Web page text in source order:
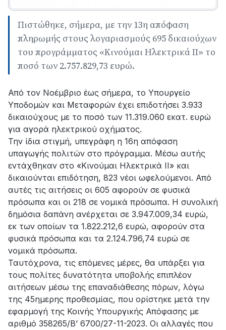
Πιστώθηκε, σήμερα, με την 13η απόφαση
πληρωμής στους λογαριασμούς 695 δικαιούχων
του προγράμματος «Κινούμαι Ηλεκτρικά ΙΙ» το
ποσό των 2.757.829,73 ευρώ.
Από τον Νοέμβριο έως σήμερα, το Υπουργείο
Υποδομών και Μεταφορών έχει επιδοτήσει 3.933
δικαιούχους με το ποσό των 11.319.060 εκατ. ευρώ
για αγορά ηλεκτρικού οχήματος.
Την ίδια στιγμή, υπεγράφη η 16η απόφαση
υπαγωγής πολιτών στο πρόγραμμα. Μέσω αυτής
εντάχθηκαν στο «Κινούμαι Ηλεκτρικά ΙΙ» και
δικαιούνται επιδότηση, 823 νέοι ωφελούμενοι. Από
αυτές τις αιτήσεις οι 605 αφορούν σε φυσικά
πρόσωπα και οι 218 σε νομικά πρόσωπα. Η συνολική
δημόσια δαπάνη ανέρχεται σε 3.947.009,34 ευρώ,
εκ των οποίων τα 1.822.212,6 ευρώ, αφορούν στα
φυσικά πρόσωπα και τα 2.124.796,74 ευρώ σε
νομικά πρόσωπα.
Ταυτόχρονα, τις επόμενες μέρες, θα υπάρξει για
τους πολίτες δυνατότητα υποβολής επιπλέον
αιτήσεων μέσω της επαναδιάθεσης πόρων, λόγω
της 45ημερης προθεσμίας, που ορίστηκε μετά την
εφαρμογή της Κοινής Υπουργικής Απόφασης με
αριθμό 358265/Β’ 6700/27-11-2023. Οι αλλαγές που